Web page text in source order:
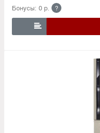
Бонусы: 0 р. ?
